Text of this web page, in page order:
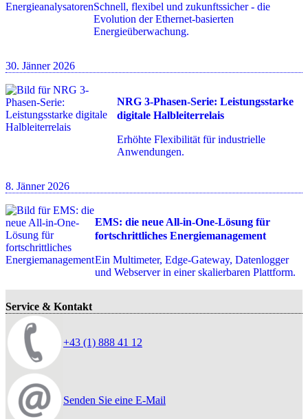
Schnell, flexibel und zukunftssicher - die
Evolution der Ethernet-basierten
Energieüberwachung.
30. Jänner 2026
NRG 3-Phasen-Serie: Leistungsstarke
digitale Halbleiterrelais
Erhöhte Flexibilität für industrielle
Anwendungen.
8. Jänner 2026
EMS: die neue All-in-One-Lösung für
fortschrittliches Energiemanagement
Ein Multimeter, Edge-Gateway, Datenlogger
und Webserver in einer skalierbaren Plattform.
Service & Kontakt
+43 (1) 888 41 12
Senden Sie eine E-Mail